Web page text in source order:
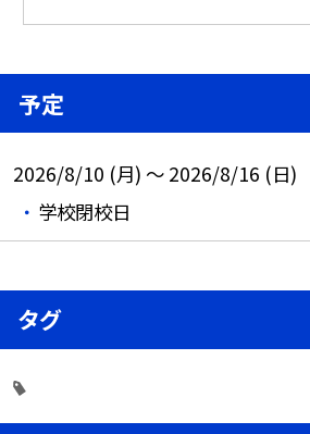
予定
2026/8/10 (月) ～ 2026/8/16 (日)
学校閉校日
タグ